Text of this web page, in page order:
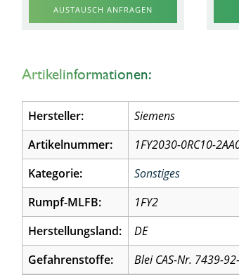
AUSTAUSCH ANFRAGEN
Artikelinformationen:
Hersteller:
Siemens
Artikelnummer:
1FY2030-0RC10-
Kategorie:
Sonstiges
Rumpf-MLFB:
1FY2
Herstellungsland:
DE
Gefahrenstoffe:
Blei CAS-Nr. 7439-